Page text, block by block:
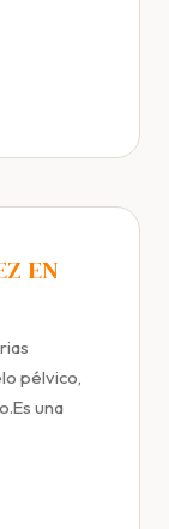
EN
pélvico,
una